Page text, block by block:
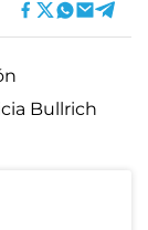
Bullrich